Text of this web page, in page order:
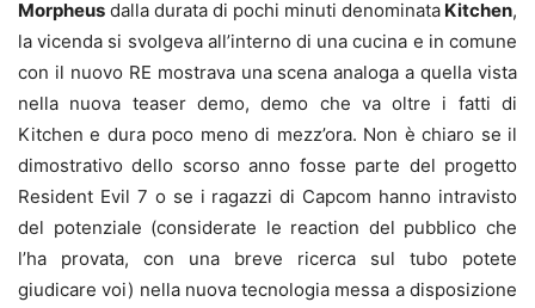
Morpheus dalla durata di pochi minuti denominata Kitchen,
la vicenda si svolgeva all’interno di una cucina e in comune
con il nuovo RE mostrava una scena analoga a quella vista
nella nuova teaser demo, demo che va oltre i fatti di
Kitchen e dura poco meno di mezz’ora. Non è chiaro se il
dimostrativo dello scorso anno fosse parte del progetto
Resident Evil 7 o se i ragazzi di Capcom hanno intravisto
del potenziale (considerate le reaction del pubblico che
l’ha provata, con una breve ricerca sul tubo potete
giudicare voi) nella nuova tecnologia messa a disposizione